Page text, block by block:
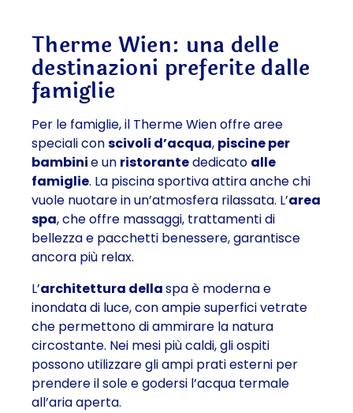
Therme Wien: una delle
destinazioni preferite dalle
famiglie
Per le famiglie, il Therme Wien offre aree
speciali conscivoli d’acqua, piscine per
bambinie un ristorantededicato alle
famiglie. La piscina sportiva attira anche chi
vuole nuotare in un’atmosfera rilassata. L’area
spa, che offre massaggi, trattamenti di
bellezza e pacchetti benessere, garantisce
ancora più relax.
L’architettura dellaspa è moderna e
inondata di luce, con ampie superfici vetrate
che permettono di ammirare la natura
circostante. Nei mesi più caldi, gli ospiti
possono utilizzare gli ampi prati esterni per
prendere il sole e godersi l’acqua termale
all’aria aperta.